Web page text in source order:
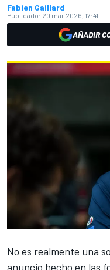
Fabien Gaillard
Publicado: 20 mar 2026, 17:41
AÑADIR
No es realmente una
anuncio hecho en las